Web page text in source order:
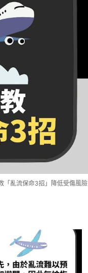
「亂流保命3招」降低受傷風險